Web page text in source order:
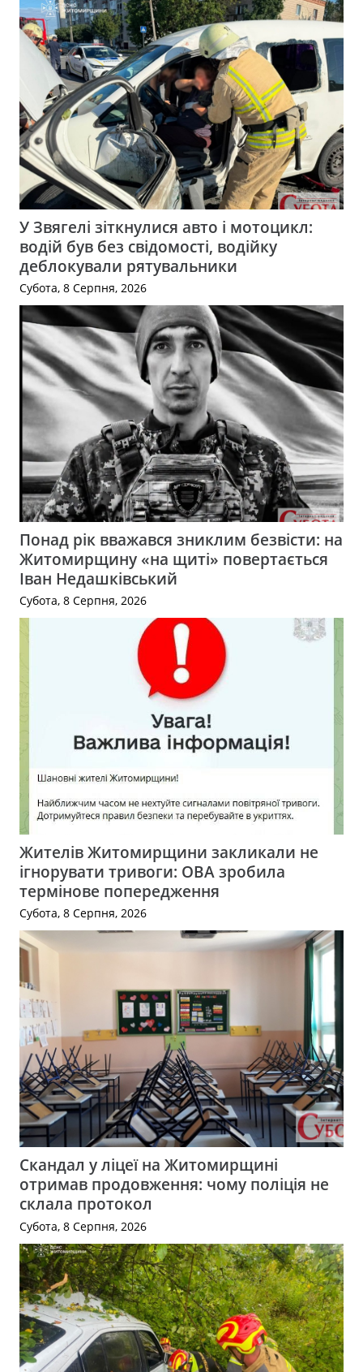
У Звягелі зіткнулися авто і мотоцикл:
водій був без свідомості, водійку
деблокували рятувальники
Субота, 8 Серпня, 2026
Понад рік вважався зниклим безвісти: на
Житомирщину «на щиті» повертається
Іван Недашківський
Субота, 8 Серпня, 2026
Жителів Житомирщини закликали не
ігнорувати тривоги: ОВА зробила
термінове попередження
Субота, 8 Серпня, 2026
Скандал у ліцеї на Житомирщині
отримав продовження: чому поліція не
склала протокол
Субота, 8 Серпня, 2026